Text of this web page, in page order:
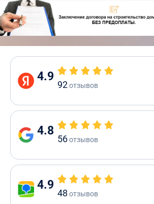
4.9
92отзывов
4.8
56отзывов
4.9
48 отзывов